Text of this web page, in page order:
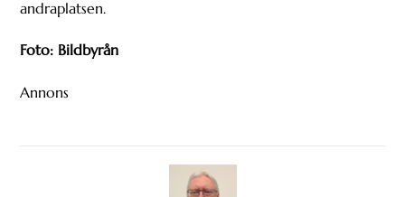
andraplatsen.
Foto: Bildbyrån
Annons